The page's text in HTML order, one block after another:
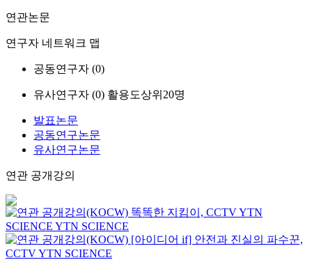
연관논문
연구자 네트워크 맵
공동연구자 (0)
유사연구자 (0) 활용도상위20명
발표논문
공동연구논문
유사연구논문
연관 공개강의
똑똑한 지킴이, CCTVYTN
SCIENCE YTN SCIENCE
[아이디어 if] 안전과 진실의 파수꾼,
CCTVYTN SCIENCE